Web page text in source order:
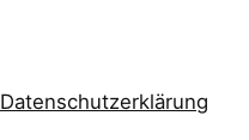
Datenschutzerklärung